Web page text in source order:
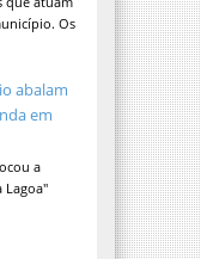
Os
abalam
em
a
Lagoa"